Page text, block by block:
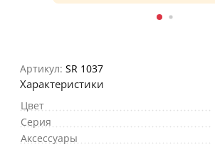
Артикул: SR 1037
Характеристики
Цвет
Серия
Аксессуары